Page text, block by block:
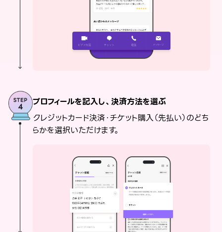
プロフィールを記入し、決済方法を選ぶ
クレジットカード決済・チケット購入（先払い）のどち
らかを選択いただけます。